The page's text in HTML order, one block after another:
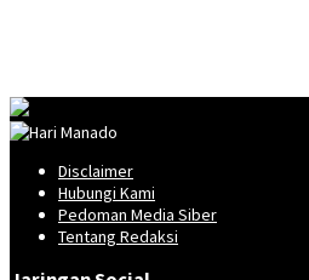
Disclaimer
Hubungi Kami
Pedoman Media Siber
Tentang Redaksi